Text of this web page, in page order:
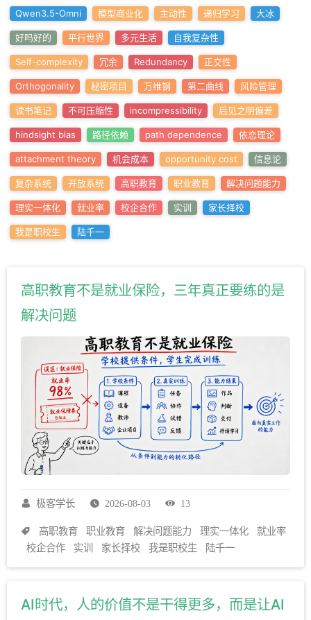
Qwen3.5-Omni 模型商业化 主动性 递归学习 大冰
好吗好的 平行世界 多元生活 自我复杂性
Self-complexity 冗余 Redundancy 正交性
Orthogonality 秘密项目 万维钢 第二曲线 风险管理
读书笔记 不可压缩性 incompressibility 后见之明偏差
hindsight bias 路径依赖 path dependence 依恋理论
attachment theory 机会成本 opportunity cost 信息论
复杂系统 开放系统 高职教育 职业教育 解决问题能力
理实一体化 就业率 校企合作 实训 家长择校
我是职校生 陆千一
高职教育不是就业保险，三年真正要练的是
解决问题
极客学长 2026-08-03 13
高职教育 职业教育 解决问题能力 理实一体化
就业率
校企合作
实训 家长择校 我是职校生 陆千一
AI时代，人的价值不是干得更多，而是让AI